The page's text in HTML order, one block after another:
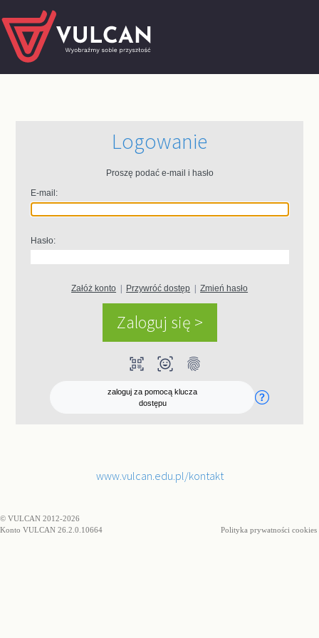
Logowanie
Proszę podać e-mail i hasło
E-mail:
Hasło:
Załóż konto Przywróć dostęp |Zmień hasło
qr_code_scanner ar_on_you fingerprint
zaloguj za pomocą klucza
dostępu
www.vulcan.edu.pl/kontakt
© VULCAN 2012-2026
Konto VULCAN 26.2.0.10664
Polityka prywatności cookies